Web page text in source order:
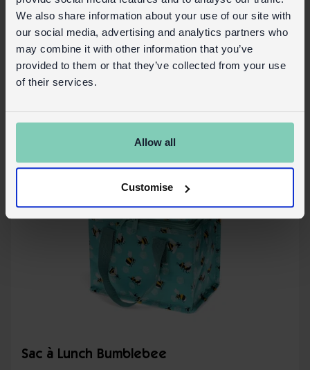
We also share information about your use of our site with
our social media, advertising and analytics partners who
may combine it with other information that you’ve
provided to them or that they’ve collected from your use
of their services.
Allow all
Customise
Gourde en acier inoxydable 500ml -
Garden Bees
En Stock Code:
Sac à Lunch Bumblebee